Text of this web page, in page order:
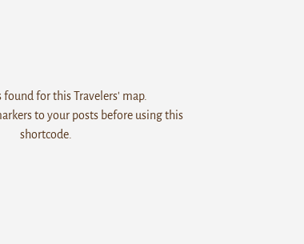
found for this Travelers' map.
to your posts before using this
shortcode.